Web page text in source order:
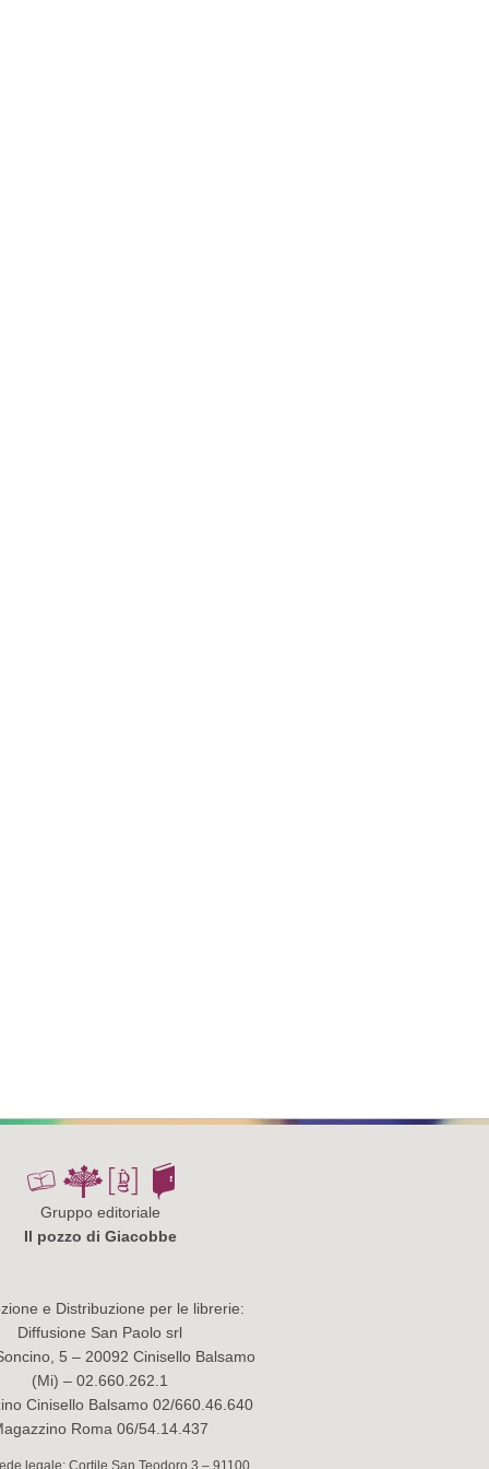
Gruppo editoriale
Il pozzo di Giacobbe
e Distribuzione per le librerie:
Diffusione San Paolo srl
5 – 20092 Cinisello Balsamo
(Mi) – 02.660.262.1
Cinisello Balsamo 02/660.46.640
Roma 06/54.14.437